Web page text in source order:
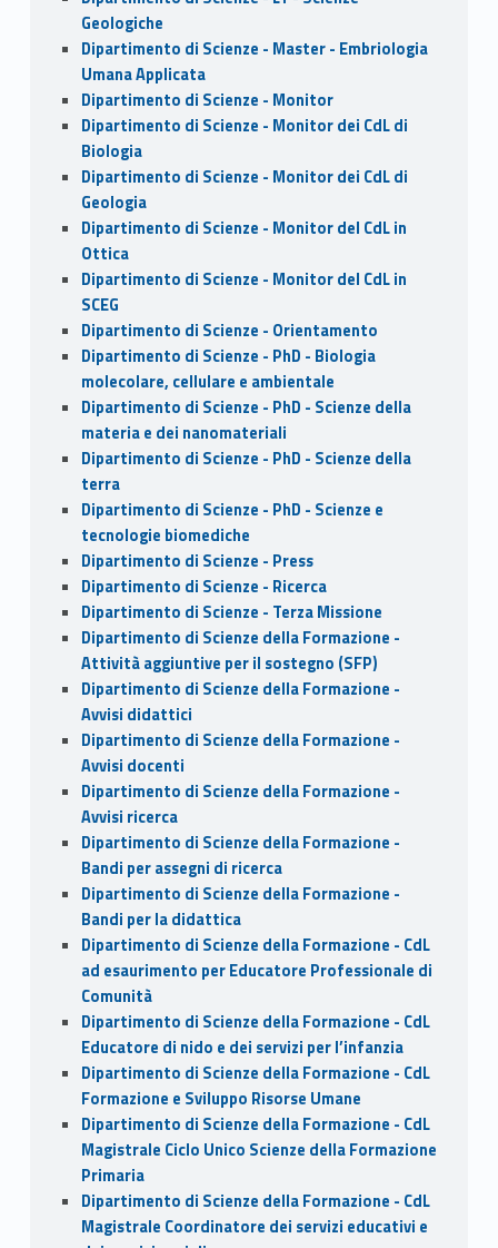
Geologiche
Dipartimento di Scienze - Master - Embriologia
Umana Applicata
Dipartimento di Scienze - Monitor
Dipartimento di Scienze - Monitor dei CdL di
Biologia
Dipartimento di Scienze - Monitor dei CdL di
Geologia
Dipartimento di Scienze - Monitor del CdL in
Ottica
Dipartimento di Scienze - Monitor del CdL in
SCEG
Dipartimento di Scienze - Orientamento
Dipartimento di Scienze - PhD - Biologia
molecolare, cellulare e ambientale
Dipartimento di Scienze - PhD - Scienze della
materia e dei nanomateriali
Dipartimento di Scienze - PhD - Scienze della
terra
Dipartimento di Scienze - PhD - Scienze e
tecnologie biomediche
Dipartimento di Scienze - Press
Dipartimento di Scienze - Ricerca
Dipartimento di Scienze - Terza Missione
Dipartimento di Scienze della Formazione -
Attività aggiuntive per il sostegno (SFP)
Dipartimento di Scienze della Formazione -
Avvisi didattici
Dipartimento di Scienze della Formazione -
Avvisi docenti
Dipartimento di Scienze della Formazione -
Avvisi ricerca
Dipartimento di Scienze della Formazione -
Bandi per assegni di ricerca
Dipartimento di Scienze della Formazione -
Bandi per la didattica
Dipartimento di Scienze della Formazione - CdL
ad esaurimento per Educatore Professionale di
Comunità
Dipartimento di Scienze della Formazione - CdL
Educatore di nido e dei servizi per l’infanzia
Dipartimento di Scienze della Formazione - CdL
Formazione e Sviluppo Risorse Umane
Dipartimento di Scienze della Formazione - CdL
Magistrale Ciclo Unico Scienze della Formazione
Primaria
Dipartimento di Scienze della Formazione - CdL
Magistrale Coordinatore dei servizi educativi e